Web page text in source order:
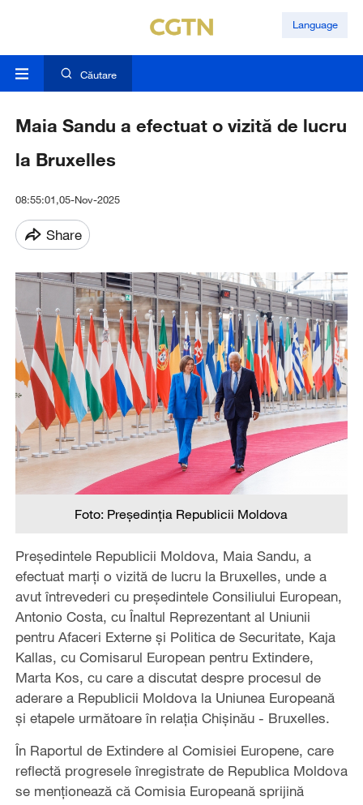
Language
Căutare
Maia Sandu a efectuat o vizită de lucru
la Bruxelles
08:55:01,05-Nov-2025
Share
Foto: Președinția Republicii Moldova
Președintele Republicii Moldova, Maia Sandu, a
efectuat marți o vizită de lucru la Bruxelles, unde a
avut întrevederi cu președintele Consiliului European,
Antonio Costa, cu Înaltul Reprezentant al Uniunii
pentru Afaceri Externe și Politica de Securitate, Kaja
Kallas, cu Comisarul European pentru Extindere,
Marta Kos, cu care a discutat despre procesul de
aderare a Republicii Moldova la Uniunea Europeană
și etapele următoare în relația Chișinău - Bruxelles.
În Raportul de Extindere al Comisiei Europene, care
reflectă progresele înregistrate de Republica Moldova
se menționează că Comisia Europeană sprijină